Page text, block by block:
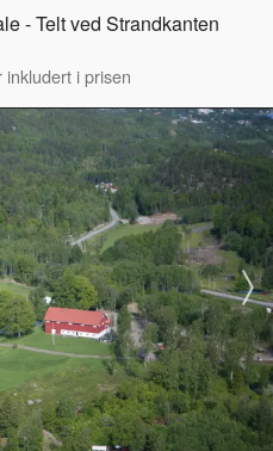
- Telt ved Strandkanten
i prisen